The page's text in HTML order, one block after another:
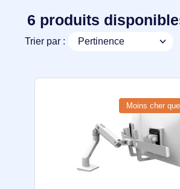
6 produits
Trier par :
Moins cher